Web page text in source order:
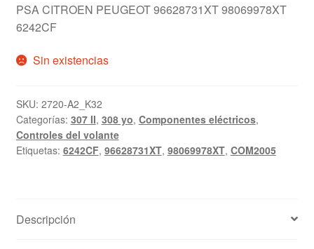
PSA CITROEN PEUGEOT 96628731XT 98069978XT
6242CF
Sin existencias
SKU: 2720-A2_K32
Categorías: 307 II, 308 yo, Componentes eléctricos,
Controles del volante
Etiquetas: 6242CF, 96628731XT, 98069978XT, COM2005
Descripción